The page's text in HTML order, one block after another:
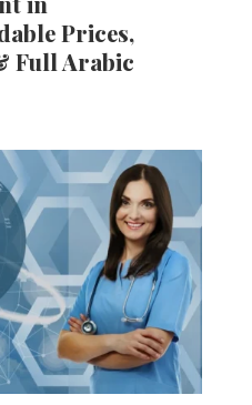
Prices,
Full Arabic